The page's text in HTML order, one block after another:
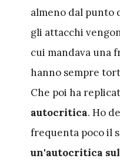
almeno dal punto
gli attacchi
cui mandava una
hanno sempre
Che poi ha
autocritica. Ho
frequenta poco il
un'autocritica sul